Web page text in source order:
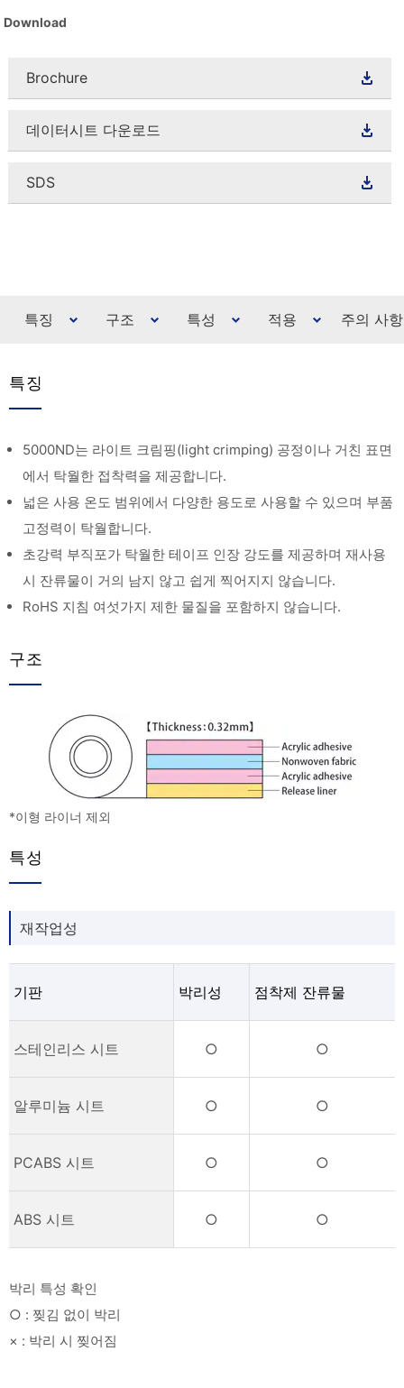
Download
Brochure
데이터시트 다운로드
SDS
특징 구조 특성 적용 주의 사항
특징
5000ND는 라이트 크림핑(light crimping) 공정이나 거친 표면
에서 탁월한 접착력을 제공합니다.
넓은 사용 온도 범위에서 다양한 용도로 사용할 수 있으며 부품
고정력이 탁월합니다.
초강력 부직포가 탁월한 테이프 인장 강도를 제공하며 재사용
시 잔류물이 거의 남지 않고 쉽게 찍어지지 않습니다.
RoHS 지침 여섯가지 제한 물질을 포함하지 않습니다.
구조
*이형 라이너 제외
특성
재작업성
기판 박리성 점착제 잔류물
스테인리스 시트 ○ ○
알루미늄 시트 ○ ○
PCABS 시트 ○ ○
ABS 시트 ○ ○
박리 특성 확인
○ : 찢김 없이 박리
× : 박리 시 찢어짐